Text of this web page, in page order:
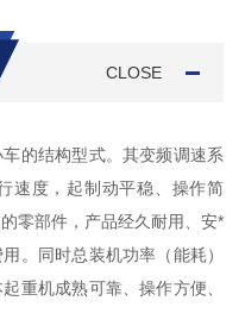
CLOSE
的结构型式。其变频调速系
速度，起制动平稳、操作简
零部件，产品经久耐用、安*
。同时总装机功率（能耗）
重机成熟可靠、操作方便、